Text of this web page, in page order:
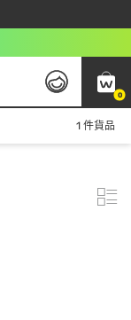
0
1 件貨品